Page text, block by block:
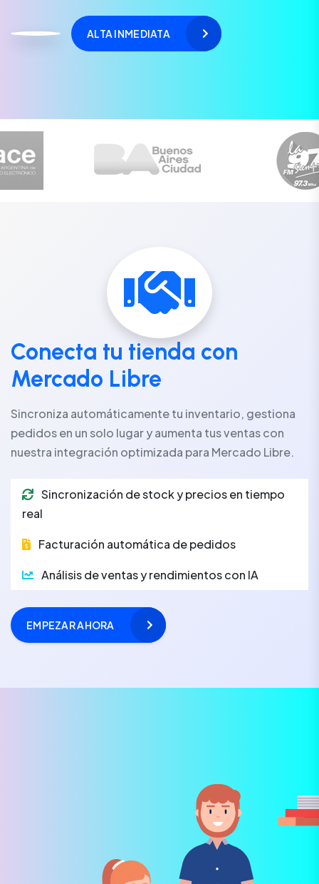
ALTA INMEDIATA
Conecta tu tienda con
Mercado Libre
Sincroniza automáticamente tu inventario, gestiona
pedidos en un solo lugar y aumenta tus ventas con
nuestra integración optimizada para Mercado Libre.
Sincronización de stock y precios en tiempo
real
Facturación automática de pedidos
Análisis de ventas y rendimientos con IA
EMPEZAR AHORA